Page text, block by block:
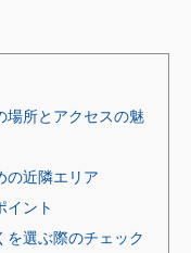
場所とアクセスの魅
の近隣エリア
イント
を選ぶ際のチェック